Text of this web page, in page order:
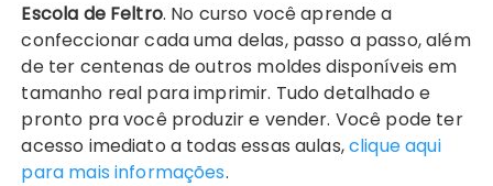
Escola de Feltro. No curso você aprende a
confeccionar cada uma delas, passo a passo, além
de ter centenas de outros moldes disponíveis em
tamanho real para imprimir. Tudo detalhado e
pronto pra você produzir e vender. Você pode ter
acesso imediato a todas essas aulas,clique aqui
para mais informações.